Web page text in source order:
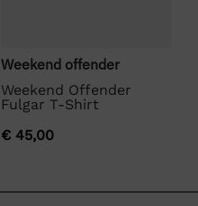
Weekend offender
Weekend Offender
Fulgar T-Shirt
€ 45,00